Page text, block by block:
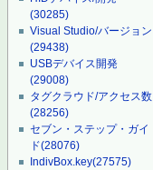
(30285)
Visual Studio/バージョン
(29438)
USBデバイス開発
(29008)
タグクラウド/アクセス数
(28256)
セブン・ステップ・ガイ
ド(28076)
IndivBox.key(27575)